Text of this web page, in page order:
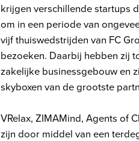
krijgen verschillende startups
om in een periode van
vijf thuiswedstrijden van FC
bezoeken. Daarbij hebben zij
zakelijke businessgebouw en
skyboxen van de grootste
VRelax, ZIMAMind, Agents of
zijn door middel van een